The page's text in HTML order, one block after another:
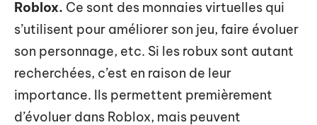
Roblox. Ce sont des monnaies virtuelles qui
s’utilisent pour améliorer son jeu, faire évoluer
son personnage, etc. Si les robux sont autant
recherchées, c’est en raison de leur
importance. Ils permettent premièrement
d’évoluer dans Roblox, mais peuvent